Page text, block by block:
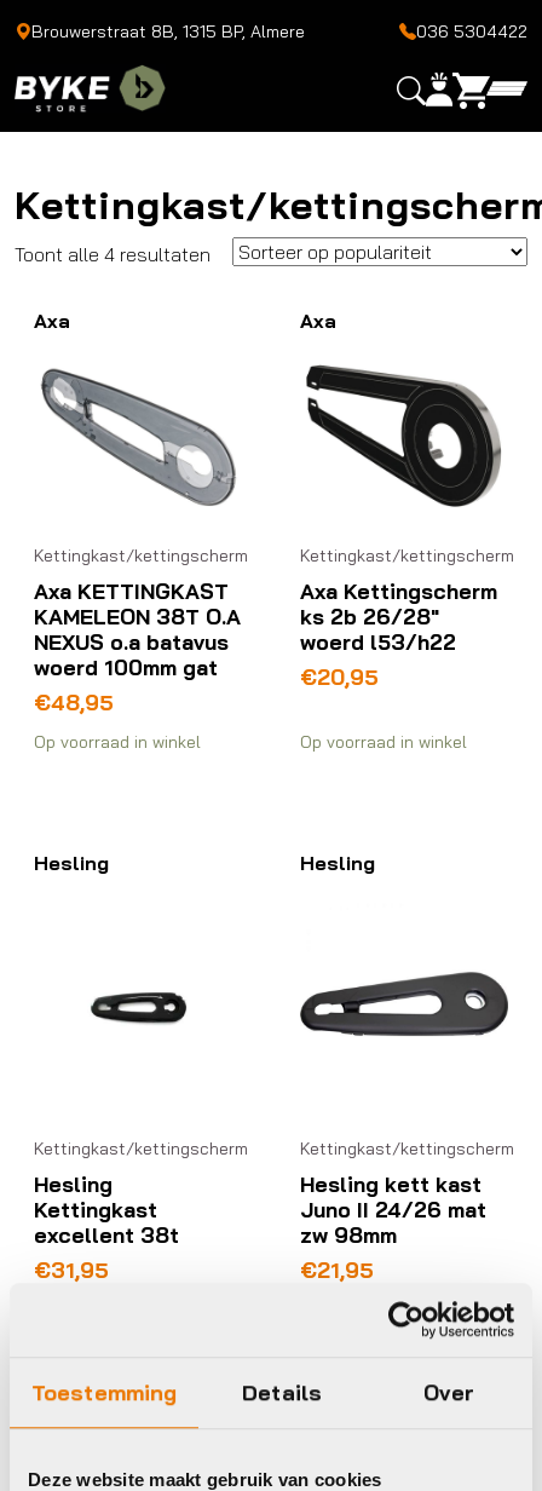
Toestemming Details Over
Deze website maakt gebruik van cookies
Brouwerstraat 8B, 1315 BP, Almere 036 5304422
Kettingkast/
Toont alle 4 resultaten Gesorteerd
populariteit
Axa
Kettingkast/kettingscherm
Axa KETTINGKAST
KAMELEON 38T O.A
NEXUS o.a batavus
woerd 100mm gat
€48,95
Op voorraad in winkel
Axa
Kettingkast/kettingscherm
Axa Kettingscherm
ks 2b 26/28″
woerd l53/h22
€20,95
Op voorraad in winkel
Hesling
Kettingkast/kettingscherm
Hesling
Kettingkast
excellent 38t
€31,95
Hesling
Kettingkast/kettingscherm
Hesling kett kast
Juno II 24/26 mat
zw 98mm
€21,95
Op voorraad in winkel